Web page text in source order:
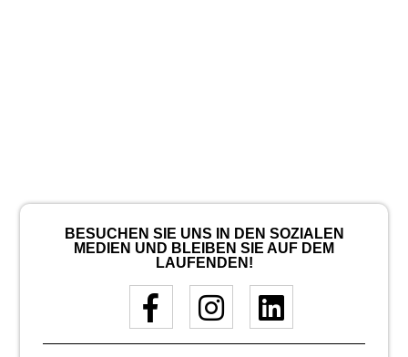
BESUCHEN SIE UNS IN DEN SOZIALEN
MEDIEN UND BLEIBEN SIE AUF DEM
LAUFENDEN!